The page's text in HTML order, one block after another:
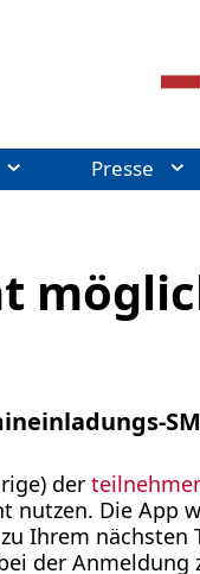
Presse
der
nutzen. Die App
Ihrem nächsten
der Anmeldung